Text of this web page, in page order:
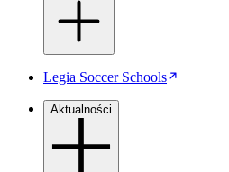
Legia Soccer Schools
Aktualności